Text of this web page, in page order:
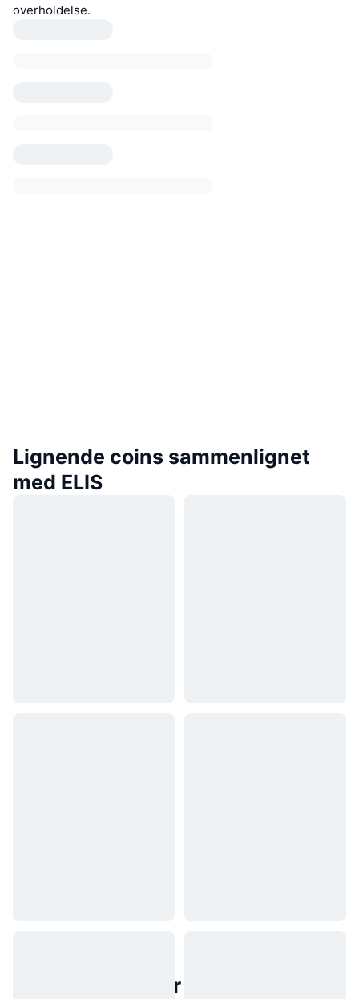
overholdelse.
Lignende coins sammenlignet
med ELIS
Populære aktiver fra den virkelige